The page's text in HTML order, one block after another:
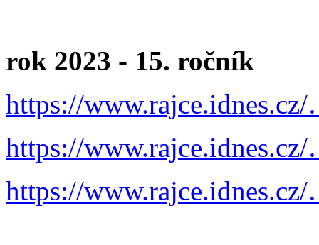
rok 2023 - 15. ročník
https://
https://
https://